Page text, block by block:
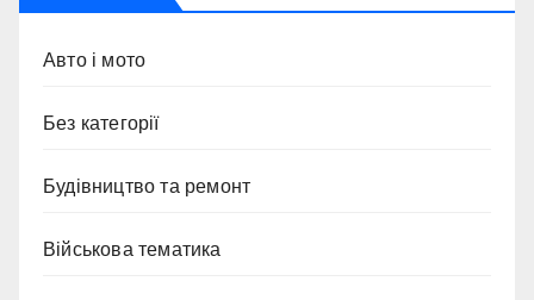
Авто і мото
Без категорії
Будівництво та ремонт
Військова тематика